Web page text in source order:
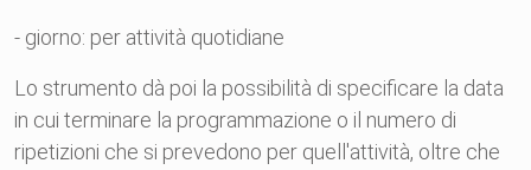
- giorno: per attività quotidiane
Lo strumento dà poi la possibilità di specificare la data
in cui terminare la programmazione o il numero di
ripetizioni che si prevedono per quell'attività, oltre che